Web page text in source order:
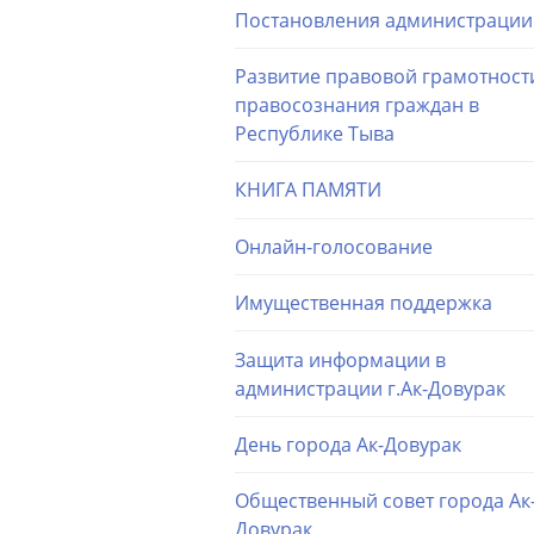
Постановления администрации
Развитие правовой
правосознания граждан в
Республике Тыва
КНИГА ПАМЯТИ
Онлайн-голосование
Имущественная поддержка
Защита информации в
администрации г.Ак-Довурак
День города Ак-Довурак
Общественный совет города